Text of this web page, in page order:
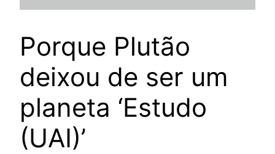
Porque Plutão
deixou de ser um
planeta ‘Estudo
(UAI)’